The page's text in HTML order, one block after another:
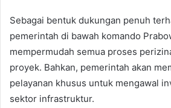
Sebagai bentuk dukungan penuh
pemerintah di bawah komando
mempermudah semua proses
proyek. Bahkan, pemerintah akan
pelayanan khusus untuk mengawal
sektor infrastruktur.